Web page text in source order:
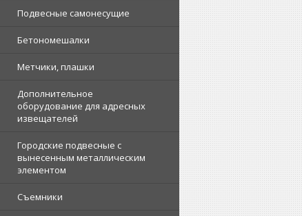
Подвесные самонесущие
Бетономешалки
Метчики, плашки
Дополнительное
оборудование для адресных
извещателей
Городские подвесные с
вынесенным металлическим
элементом
Съемники